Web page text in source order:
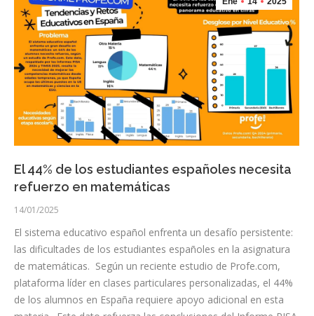
El 44% de los estudiantes españoles necesita
refuerzo en matemáticas
14/01/2025
El sistema educativo español enfrenta un desafío persistente:
las dificultades de los estudiantes españoles en la asignatura
de matemáticas. Según un reciente estudio de Profe.com,
plataforma líder en clases particulares personalizadas, el 44%
de los alumnos en España requiere apoyo adicional en esta